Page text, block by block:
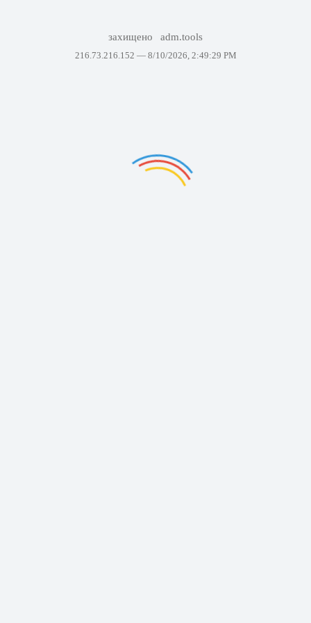
захищено adm.tools
216.73.216.152 — 8/10/2026, 2:49:29 PM